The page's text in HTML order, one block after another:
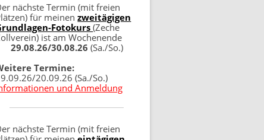
nächste Termin (mit freien
für meinenzweitägigen
Fotokurs(Zeche
ist am Wochenende
29.08.26/30.08.26 (Sa./So.)
Termine:
20.09.26 (Sa./So.)
und Anmeldung
nächste Termin (mit freien